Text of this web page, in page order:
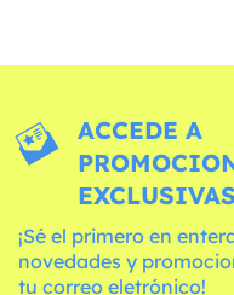
ACCEDE A
¡Sé el primero en
novedades y
tu correo eletrónico!